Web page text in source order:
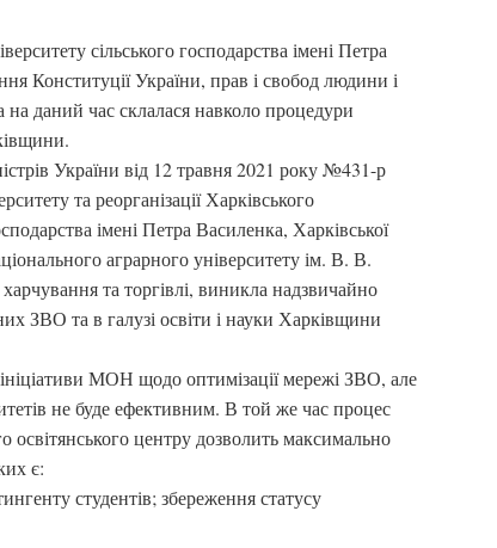
сільського господарства імені Петра
Конституції України, прав і свобод людини і
даний час склалася навколо процедури
України від 12 травня 2021 року №431-р
та реорганізації Харківського
імені Петра Василенка, Харківської
аграрного університету ім. В. В.
та торгівлі, виникла надзвичайно
ЗВО та в галузі освіти і науки Харківщини
МОН щодо оптимізації мережі ЗВО, але
не буде ефективним. В той же час процес
центру дозволить максимально
є:
студентів; збереження статусу